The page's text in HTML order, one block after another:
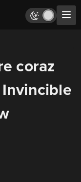
coraz